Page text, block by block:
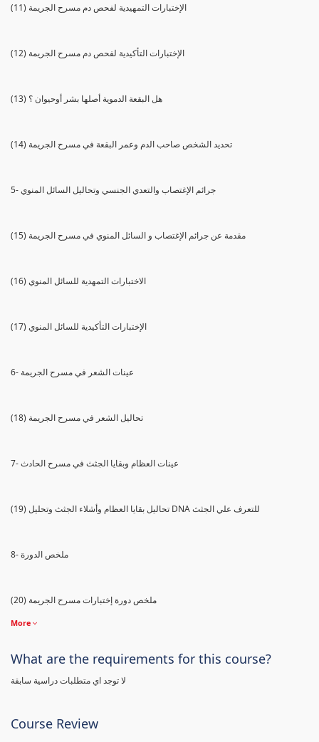
(11) الإختبارات التمهيدية لفحص دم مسرح الجريمة
(12) الإختبارات التأكيدية لفحص دم مسرح الجريمة
(13) هل البقعة الدموية أصلها بشر أوحيوان ؟
(14) تحديد الشخص صاحب الدم وعمر البقعة في مسرح الجريمة
5- جرائم الإغتصاب والتعدي الجنسي وتحاليل السائل المنوي
(15) مقدمة عن جرائم الإغتصاب و السائل المنوي في مسرح الجريمة
(16) الاختبارات التمهدية للسائل المنوي
(17) الإختبارات التأكيدية للسائل المنوي
6- عينات الشعر في مسرح الجريمة
(18) تحاليل الشعر في مسرح الجريمة
7- عينات العظام وبقايا الجثث في مسرح الحادث
(19) تحاليل بقايا العظام وأشلاء الجثث وتحليل DNA للتعرف علي الجثث
8- ملخص الدورة
(20) ملخص دورة إختبارات مسرح الجريمة
More
What are the requirements for this course?
لا توجد اي متطلبات دراسية سابقة
Course Review